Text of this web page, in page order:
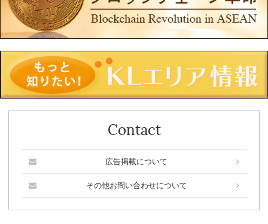
Contact
広告掲載について
その他お問い合わせについて